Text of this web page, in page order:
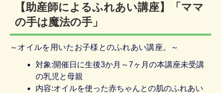
【助産師によるふれあい講座】「ママ
の手は魔法の手」
～オイルを用いたお子様とのふれあい講座。～
対象:開催日に生後3か月～7ヶ月の本講座未受講
の乳児と母親
内容:オイルを使った赤ちゃんとの肌のふれあい